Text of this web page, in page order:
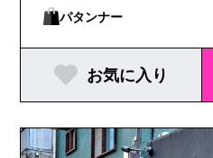
パタンナー
お気に入り